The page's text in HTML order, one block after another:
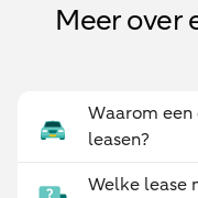
Meer over
Waarom een
leasen?
Welke lease